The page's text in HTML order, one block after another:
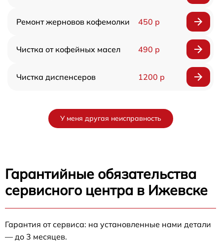
Ремонт жерновов кофемолки 450 р
Чистка от кофейных масел 490 р
Чистка диспенсеров 1200 р
У меня другая неисправность
Гарантийные обязательства
сервисного центра в Ижевске
Гарантия от сервиса: на установленные нами детали
— до 3 месяцев.